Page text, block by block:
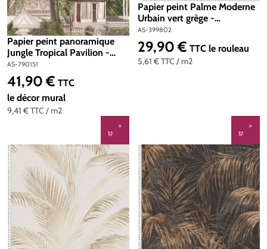
Papier peint panoramique
Jungle Tropical Pavilion -
Metropolitan Stories 4 Hot
Spots d'A.S. Création | Réf.
AS-790151
AS-790151
9,41 €TTC / m2
Prix régulier :
41,90 € TTC
le décor mural
Papier peint Palme Moderne
Urbain vert grège -
Metropolis Michalsky 6 de
Livingwalls | Réf. AS-399802
AS-399802
5,61 €TTC / m2
Prix régulier :
29,90 € TTC le rouleau